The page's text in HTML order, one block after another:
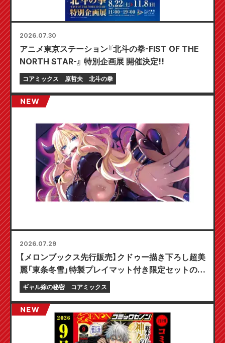
2026.07.30
アニメ東京ステーション『北斗の拳-FIST OF THE
NORTH STAR-』 特別企画展 開催決定!!
コアミックス 原哲夫 北斗の拳
2026.07.29
【メロンブックス先行販売】クドゥー描き下ろし超美
麗「東条冬雪」特製プレイマット付き限定セットの予
約受付開始！『ギャル嫁の秘密』最新第6巻が10月20
日発売予定！
ギャル嫁の秘密 コアミックス